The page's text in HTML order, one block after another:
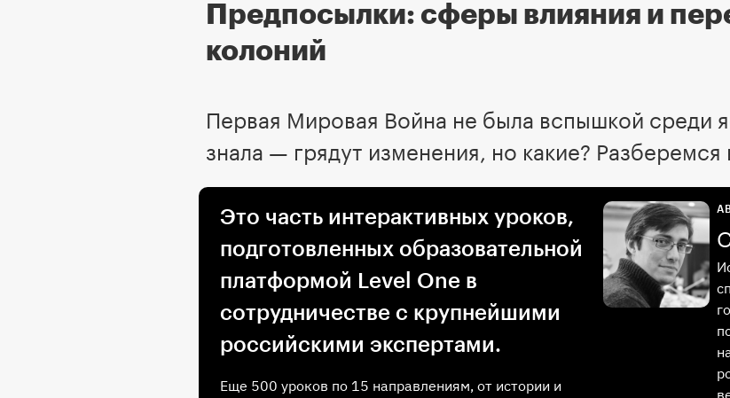
Предпосылки: сферы влияния и
колоний
Первая Мировая Война не была вспышкой среди
знала — грядут изменения, но какие? Разберемся
Это часть интерактивных уроков,
подготовленных образовательной
платформой Level One в
сотрудничестве с крупнейшими
российскими экспертами.
Еще 500 уроков по 15 направлениям, от истории и